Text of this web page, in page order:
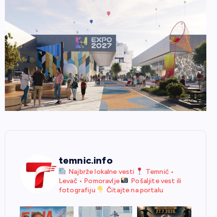
temnic.info
Najbrže lokalne vesti
Temnić •
Levač • Pomoravlje
Pošaljite vest ili
fotografiju
Čitajte na portalu